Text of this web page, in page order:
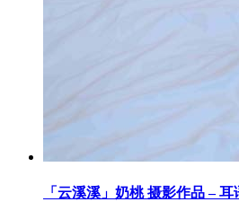
「云溪溪」奶桃 摄影作品 – 耳